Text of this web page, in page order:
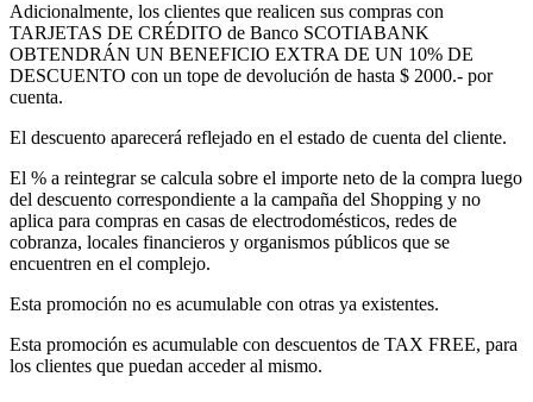
Adicionalmente, los clientes que realicen sus compras con
TARJETAS DE CRÉDITO de Banco SCOTIABANK
OBTENDRÁN UN BENEFICIO EXTRA DE UN 10% DE
DESCUENTO con un tope de devolución de hasta $ 2000.- por
cuenta.
El descuento aparecerá reflejado en el estado de cuenta del cliente.
El % a reintegrar se calcula sobre el importe neto de la compra luego
del descuento correspondiente a la campaña del Shopping y no
aplica para compras en casas de electrodomésticos, redes de
cobranza, locales financieros y organismos públicos que se
encuentren en el complejo.
Esta promoción no es acumulable con otras ya existentes.
Esta promoción es acumulable con descuentos de TAX FREE, para
los clientes que puedan acceder al mismo.